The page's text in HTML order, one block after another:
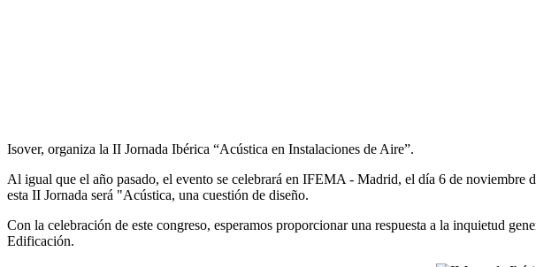
Isover, organiza la II Jornada Ibérica “Acústica en Instalaciones de Aire”.
Al igual que el año pasado, el evento se celebrará en IFEMA - Madrid, el día 6 de noviembre
esta II Jornada será "Acústica, una cuestión de diseño.
Con la celebración de este congreso, esperamos proporcionar una respuesta a la inquietud
Edificación.